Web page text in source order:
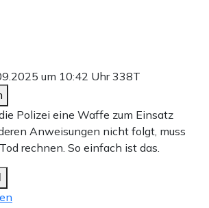
um 10:42 Uhr338T
Polizei eine Waffe zum Einsatz
Anweisungen nicht folgt, muss
rechnen. So einfach ist das.